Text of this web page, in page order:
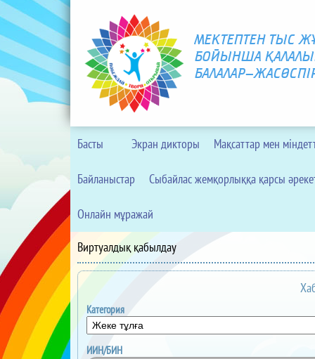
МЕКТЕПТЕН ТЫС
БОЙЫНША
БАЛАЛАР-
Басты Экран дикторы Мақсаттар мен
Байланыстар Сыбайлас жемқорлыққа қарсы
Онлайн мұражай
Виртуалдық қабылдау
Категория
ИИН/БИН